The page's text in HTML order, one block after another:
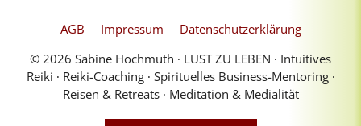
AGB Impressum
Datenschutzerklärung
© 2026 Sabine Hochmuth ∙ LUST ZU LEBEN ∙ Intuitives
Reiki ∙ Reiki-Coaching ∙ Spirituelles Business-Mentoring ∙
Reisen & Retreats ∙ Meditation & Medialität